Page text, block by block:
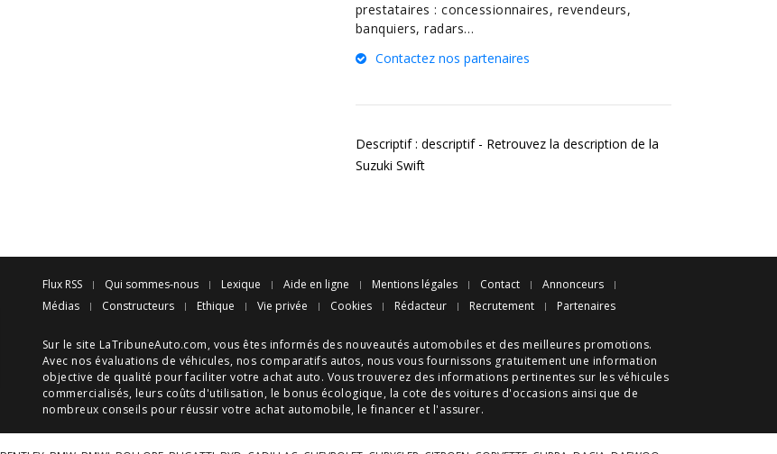
prestataires : concessionnaires, revendeurs,
banquiers, radars…
Contactez nos partenaires
Descriptif : descriptif - Retrouvez la description de la
Suzuki Swift
Flux RSS Qui sommes-nous Lexique Aide en ligne Mentions légales Contact
Annonceurs
Médias
Constructeurs Ethique Vie privée Cookies Rédacteur Recrutement Partenaires
Sur le site LaTribuneAuto.com, vous êtes informés des nouveautés automobiles et des meilleures promotions.
Avec nos évaluations de véhicules, nos comparatifs autos, nous vous fournissons gratuitement une information
objective de qualité pour faciliter votre achat auto. Vous trouverez des informations pertinentes sur les véhicules
commercialisés, leurs coûts d'utilisation, le bonus écologique, la cote des voitures d'occasions ainsi que de
nombreux conseils pour réussir votre achat automobile, le financer et l'assurer.